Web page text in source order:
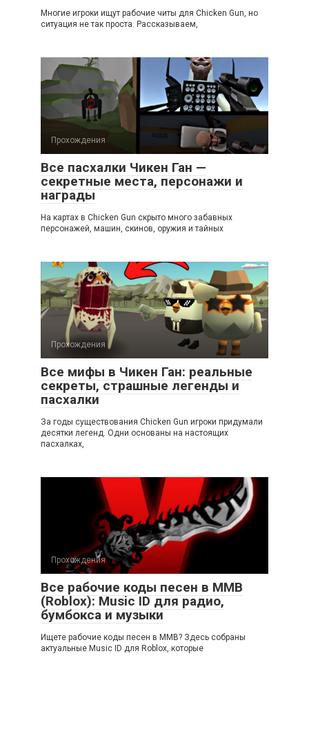
Многие игроки ищут рабочие читы для Chicken Gun, но
ситуация не так проста. Рассказываем,
Прохождения
Все пасхалки Чикен Ган —
секретные места, персонажи и
награды
На картах в Chicken Gun скрыто много забавных
персонажей, машин, скинов, оружия и тайных
Прохождения
Все мифы в Чикен Ган: реальные
секреты, страшные легенды и
пасхалки
За годы существования Chicken Gun игроки придумали
десятки легенд. Одни основаны на настоящих
пасхалках,
Прохождения
Все рабочие коды песен в ММВ
(Roblox): Music ID для радио,
бумбокса и музыки
Ищете рабочие коды песен в ММВ? Здесь собраны
актуальные Music ID для Roblox, которые